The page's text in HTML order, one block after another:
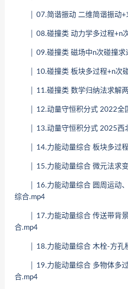
│ 07.简谐振动 二维简谐振动+
│ 08.碰撞类 动力学多过程+n
│ 09.碰撞类 磁场中n次碰撞求
│ 10.碰撞类 板块多过程+n次碰
│ 11.碰撞类 数学归纳法求解两
│ 12.动量守恒积分式 2022全
│ 13.动量守恒积分式 2025西
│ 14.力能动量综合 板块多过程
│ 15.力能动量综合 微元法求变
│ 16.力能动量综合 圆周运动、
综合.mp4
│ 17.力能动量综合 传送带背景
合.mp4
│ 18.力能动量综合 木栓-方孔
│ 19.力能动量综合 多物体多过
合.mp4